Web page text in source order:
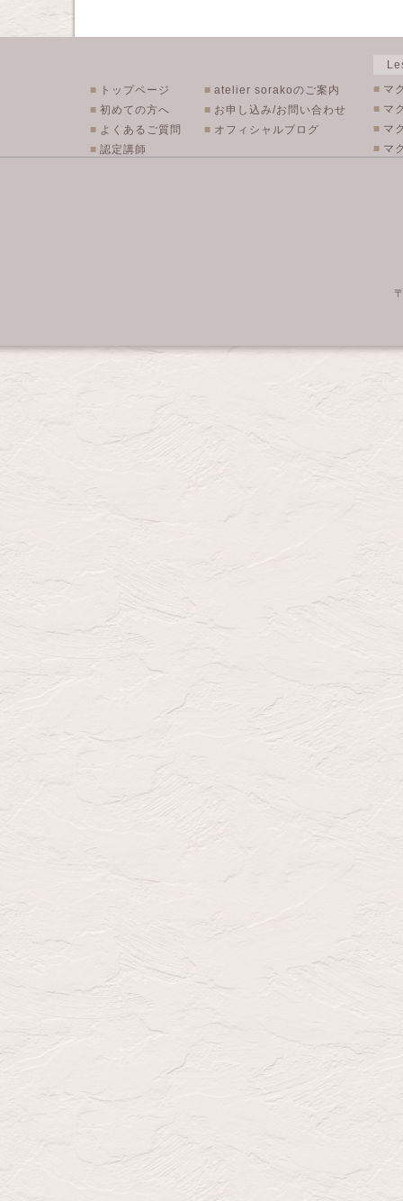
■ トップページ
■ 初めての方へ
■ よくあるご質問
■ 認定講師
■ atelier sorakoのご案内
■ お申し込み/お問い合わせ
■ オフィシャルブログ
■ マ
■ マ
■ マ
■ マ